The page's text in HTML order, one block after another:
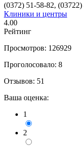
(0372) 51-58-82, (03722)
Клиники и центры
4.00
Рейтинг
Просмотров: 126929
Проголосовало: 8
Отзывов: 51
Ваша оценка:
1
2